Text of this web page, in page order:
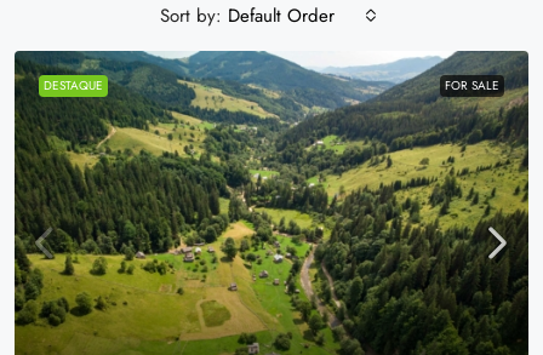
Sort by: Default Order
DESTAQUE FOR SALE